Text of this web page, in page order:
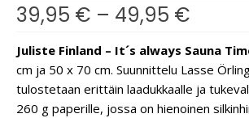
39,95 € – 49,95 €
Juliste Finland – It´s always Sauna
cm ja 50 x 70 cm. Suunnittelu Lasse
tulostetaan erittäin laadukkaalle ja
260 g paperille, jossa on hienoinen